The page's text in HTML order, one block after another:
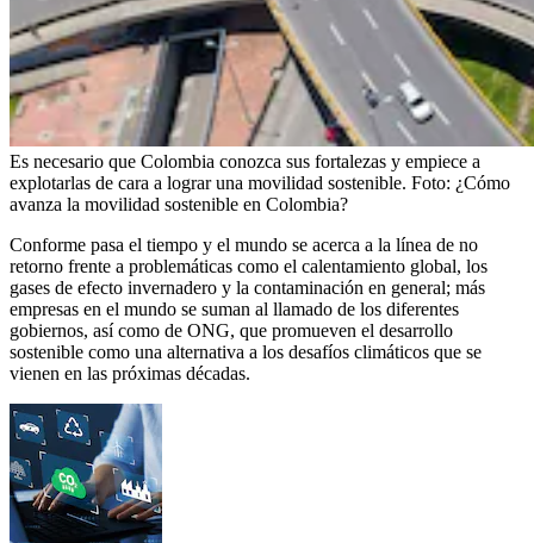
Es necesario que Colombia conozca sus fortalezas y empiece a
explotarlas de cara a lograr una movilidad sostenible. Foto: ¿Cómo
avanza la movilidad sostenible en Colombia?
Conforme pasa el tiempo y el mundo se acerca a la línea de no
retorno frente a problemáticas como el calentamiento global, los
gases de efecto invernadero y la contaminación en general; más
empresas en el mundo se suman al llamado de los diferentes
gobiernos, así como de ONG, que promueven el desarrollo
sostenible como una alternativa a los desafíos climáticos que se
vienen en las próximas décadas.